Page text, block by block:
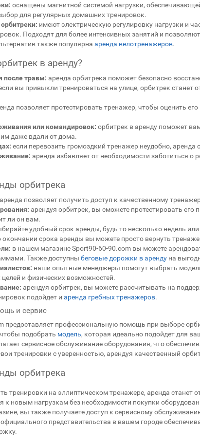
оснащены магнитной системой нагрузки,
для регулярных домашних тренировок.
имеют электрическую регулировку нагрузки и
Подходят для более интенсивных занятий и
также популярна аренда велотренажеров.
в аренду?
после травм: аренда орбитрека поможет безопасно
вы привыкли тренироваться на улице, орбитрек станет
позволяет протестировать тренажер, чтобы оценить
или командировок: орбитрек в аренду поможет
даже вдали от дома.
если перевозить громоздкий тренажер неудобно,
аренда избавляет от необходимости заботиться о
орбитрека
аренда позволяет получить доступ к качественному
арендуя орбитрек, вы сможете протестировать его
ли он вам.
удобный срок аренды, будь то несколько недель или
окончании срока аренды вы можете просто вернуть
в нашем магазине Sport90-60-90.com вы можете
Также доступны беговые дорожки в арендуна
наши опытные менеджеры помогут выбрать
и физических возможностей.
арендуя орбитрек, вы можете рассчитывать на
подойдет и аренда гребных тренажеров.
и сервис
предоставляет профессиональную помощь при выборе
подобрать модель, которая идеально подойдет для
сервисное обслуживание оборудования, что
тренировки с уверенностью, арендуя качественный
орбитрека
тренировки на эллиптическом тренажере, аренда станет
к новым нагрузкам без необходимости покупки
вы также получаете доступ к сервисному
представительства в вашем городе